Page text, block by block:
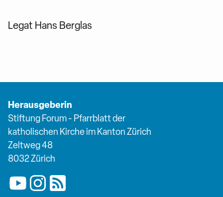
Legat Hans Berglas
Herausgeberin
Stiftung Forum - Pfarrblatt der
katholischen Kirche im Kanton Zürich
Zeltweg 48
8032 Zürich